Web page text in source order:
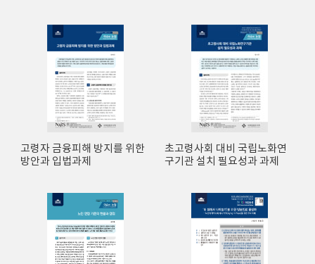
고령자 금융피해 방지를 위한
방안과 입법과제
초고령사회 대비 국립노화연
구기관 설치 필요성과 과제